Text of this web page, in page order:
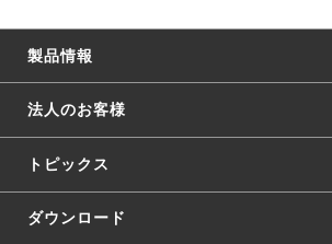
製品情報
法人のお客様
トピックス
ダウンロード